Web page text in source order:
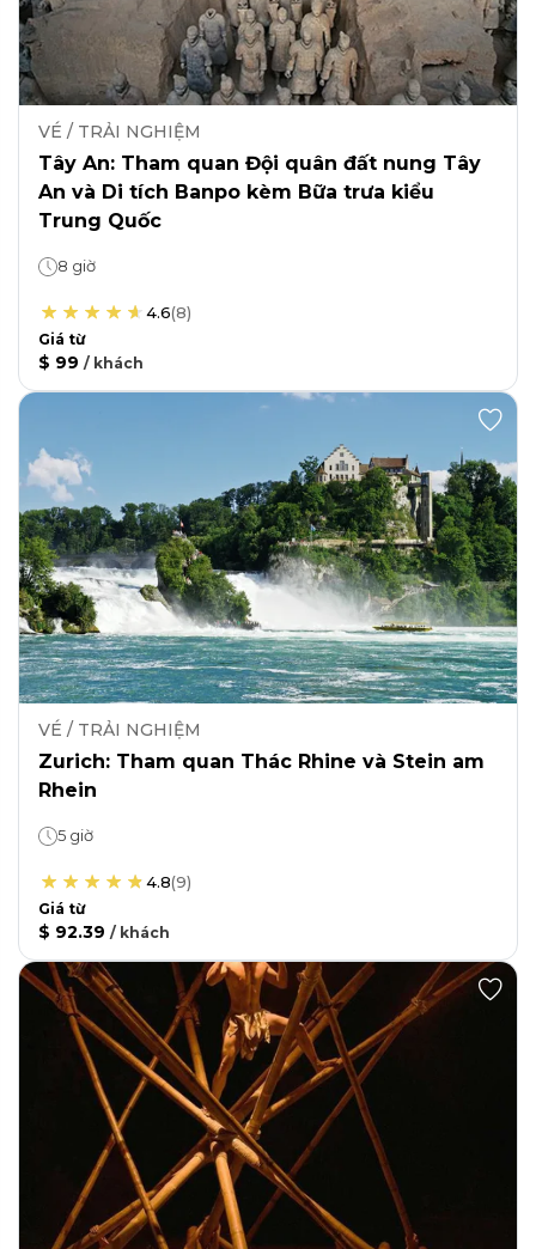
VÉ / TRẢI NGHIỆM
Tây An: Tham quan Đội quân đất nung Tây
An và Di tích Banpo kèm Bữa trưa kiểu
Trung Quốc
8 giờ
4.6(8)
Giá từ
$ 99 / khách
VÉ / TRẢI NGHIỆM
Zurich: Tham quan Thác Rhine và Stein am
Rhein
5 giờ
4.8(9)
Giá từ
$ 92.39 / khách